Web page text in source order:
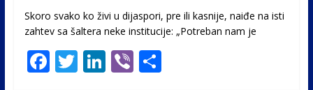
Skoro svako ko živi u dijaspori, pre ili kasnije, naiđe na isti
zahtev sa šaltera neke institucije: „Potreban nam je
F T Li Vi S